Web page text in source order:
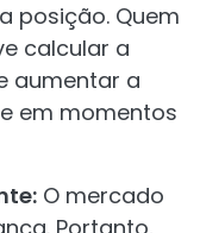
posição. Quem
calcular a
aumentar a
em momentos
O mercado